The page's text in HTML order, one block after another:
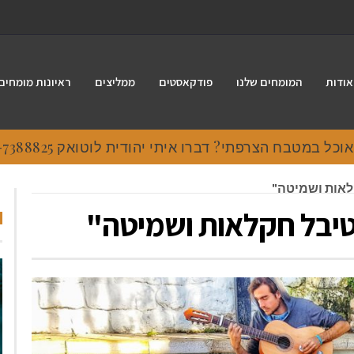
אודות המומחים שלנו פודקאסטים ממליצים ראיונות
במטבח הצרפתי? דברו איתי יהודית לוטואק 054-7388825.
ושמיטה"
חקלאות ושמיטה"